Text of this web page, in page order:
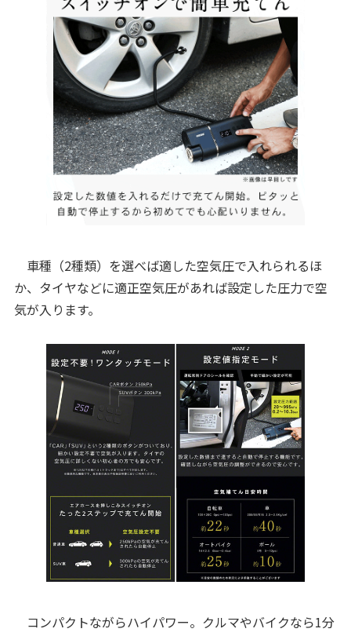
車種（2種類）を選べば適した空気圧で入れられるほ
か、タイヤなどに適正空気圧があれば設定した圧力で空
気が入ります。
コンパクトながらハイパワー。クルマやバイクなら1分